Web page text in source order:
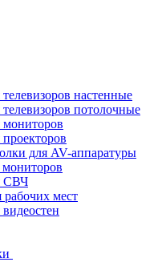
настенные
потолочные
для AV-аппаратуры
СВЧ
мест